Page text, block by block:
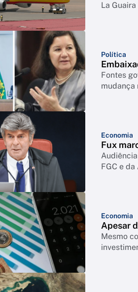
La Guaira
Política
Fontes
mudança
Economia
Fux
FGC e
Economia
Apesar
Mesmo